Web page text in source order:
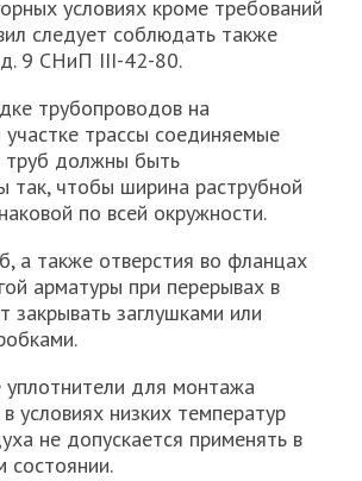
условиях кроме требований
следует соблюдать также
9 СНиП III-42-80.
трубопроводов на
трассы соединяемые
должны быть
так, чтобы ширина раструбной
по всей окружности.
а также отверстия во фланцах
арматуры при перерывах в
закрывать заглушками или
уплотнители для монтажа
условиях низких температур
не допускается применять в